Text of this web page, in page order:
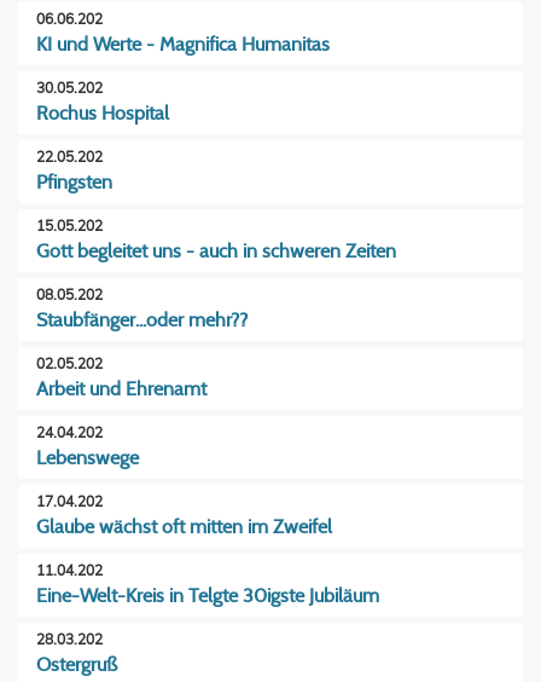
06.06.202
KI und Werte - Magnifica Humanitas
30.05.202
Rochus Hospital
22.05.202
Pfingsten
15.05.202
Gott begleitet uns - auch in schweren Zeiten
08.05.202
Staubfänger...oder mehr??
02.05.202
Arbeit und Ehrenamt
24.04.202
Lebenswege
17.04.202
Glaube wächst oft mitten im Zweifel
11.04.202
Eine-Welt-Kreis in Telgte 30igste Jubiläum
28.03.202
Ostergruß